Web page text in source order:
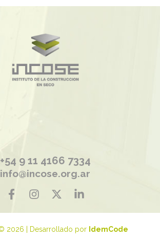
+54 9 11 4166 7334
info@incose.org.ar
2026 | Desarrollado por IdemCode